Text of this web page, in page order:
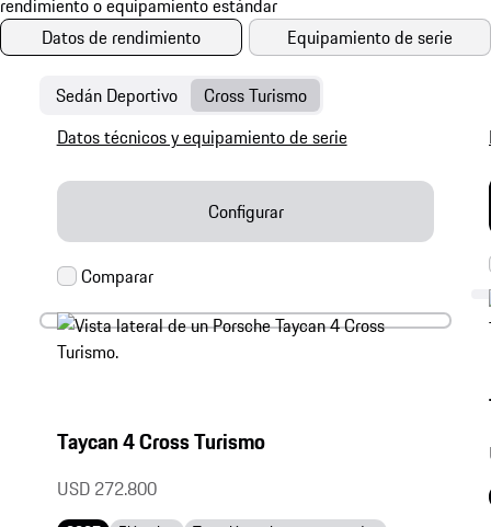
Datos de rendimiento Equipamiento de serie
Sedán Deportivo Cross Turismo
Taycan 4 Cross Turismo
USD 272.800
Datos técnicos y equipamiento de serie
Configurar